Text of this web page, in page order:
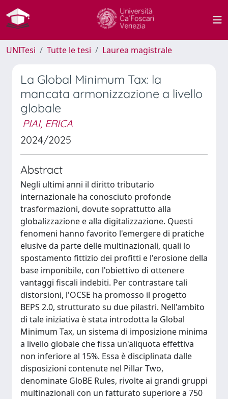
UNITesi Tutte le tesi Laurea magistrale
La Global Minimum Tax: la
mancata armonizzazione a livello
globale
PIAI, ERICA
2024/2025
Abstract
Negli ultimi anni il diritto tributario
internazionale ha conosciuto profonde
trasformazioni, dovute soprattutto alla
globalizzazione e alla digitalizzazione. Questi
fenomeni hanno favorito l'emergere di pratiche
elusive da parte delle multinazionali, quali lo
spostamento fittizio dei profitti e l'erosione della
base imponibile, con l'obiettivo di ottenere
vantaggi fiscali indebiti. Per contrastare tali
distorsioni, l'OCSE ha promosso il progetto
BEPS 2.0, strutturato su due pilastri. Nell'ambito
di tale iniziativa è stata introdotta la Global
Minimum Tax, un sistema di imposizione minima
a livello globale che fissa un'aliquota effettiva
non inferiore al 15%. Essa è disciplinata dalle
disposizioni contenute nel Pillar Two,
denominate GloBE Rules, rivolte ai grandi gruppi
multinazionali con un fatturato superiore a 750